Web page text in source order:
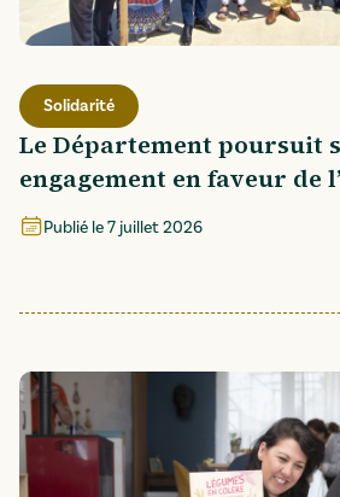
Solidarité
Le Département poursuit
engagement en faveur de
Publié le7 juillet 2026